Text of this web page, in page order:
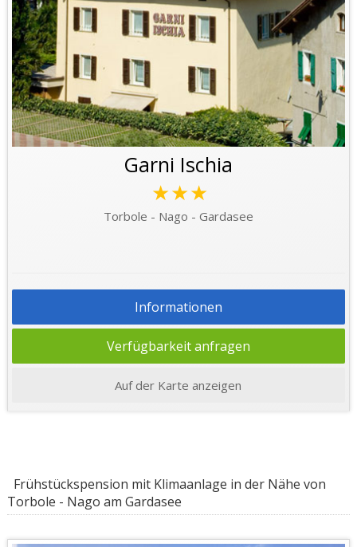
Garni Ischia
★★★
Torbole - Nago - Gardasee
Informationen
Verfügbarkeit anfragen
Auf der Karte anzeigen
Frühstückspension mit Klimaanlage in der Nähe von
Torbole - Nago am Gardasee